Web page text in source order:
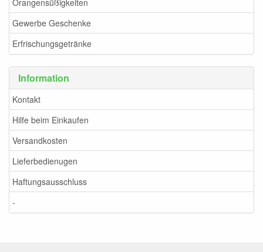
Orangensüßigkeiten
Gewerbe Geschenke
Erfrischungsgetränke
Information
Kontakt
Hilfe beim Einkaufen
Versandkosten
Lieferbedienugen
Haftungsausschluss
-